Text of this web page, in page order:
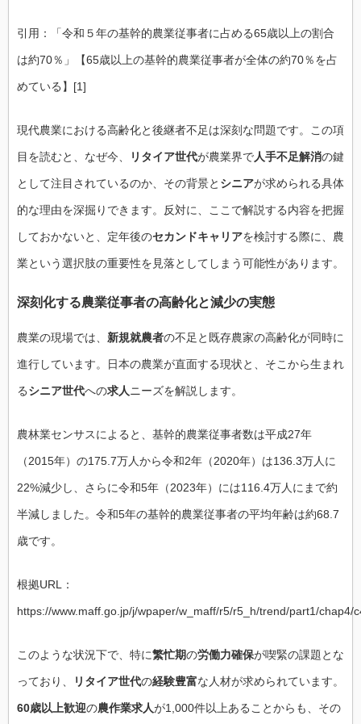
引用：「令和５年の基幹的農業従事者に占める65歳以上の割合
は約70％」【65歳以上の基幹的農業従事者が全体の約70％を占
めている】[1]
現代農業における高齢化と後継者不足は深刻な問題です。この項
目を読むと、なぜ今、 リタイア世代が農業界で人手不足解消の鍵
として注目されているのか、その背景と シニアが求められる具体
的な理由を深掘りできます。反対に、ここで解説する内容を把握
しておかないと、定年後のセカンドキャリアを検討する際に、農
業という選択肢の重要性を見落としてしまう可能性があります。
深刻化する農業従事者の高齢化と減少の実態
農業の現場では、 新規就農者の不足と既存農家の高齢化が同時に
進行しています。日本の農業が直面する現状と、そこから生まれ
るシニア世代への求人ニーズを解説します。
農林業センサスによると、基幹的農業従事者数は平成27年
（2015年）の175.7万人から令和2年（2020年）は136.3万人に
22%減少し、さらに令和5年（2023年）には116.4万人にまで約
半減しました。令和5年の基幹的農業従事者の平均年齢は約68.7
歳です。
根拠URL：
https://www.maff.go.jp/j/wpaper/w_maff/r5/r5_h/trend/part1/chap4/
このような状況下で、特に繁忙期の労働力確保が喫緊の課題とな
っており、 リタイア世代の経験豊富な人材が求められています。
60歳以上歓迎の農作業求人が1,000件以上あることからも、その